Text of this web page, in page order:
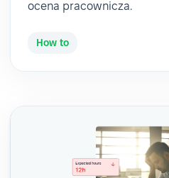
ocena pracownicza.
How to